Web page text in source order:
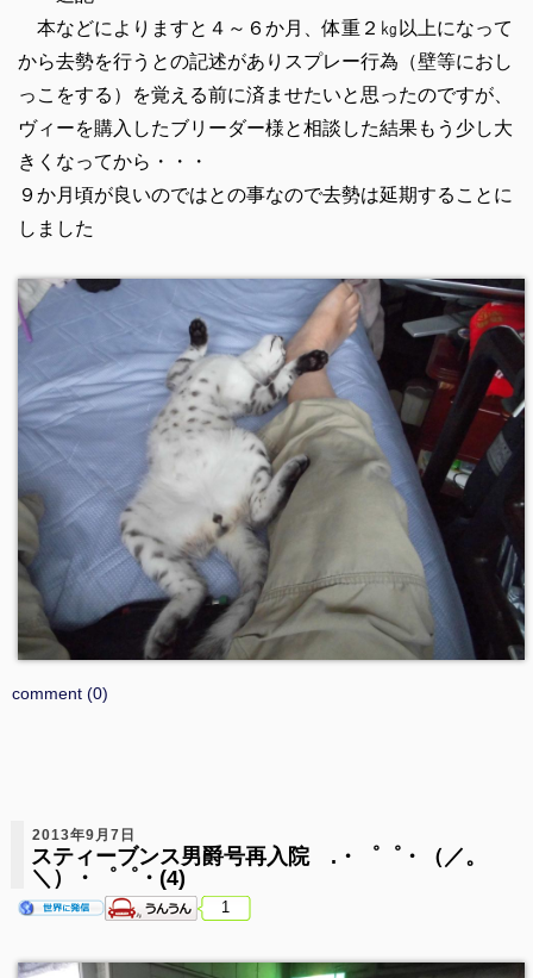
本などによりますと４～６か月、体重２㎏以上になって
から去勢を行うとの記述がありスプレー行為（壁等におし
っこをする）を覚える前に済ませたいと思ったのですが、
ヴィーを購入したブリーダー様と相談した結果もう少し大
きくなってから・・・
９か月頃が良いのではとの事なので去勢は延期することに
しました
comment (0)
2013年9月7日
スティーブンス男爵号再入院 .・゜゜・（／。
＼）・゜゜・(4)
1